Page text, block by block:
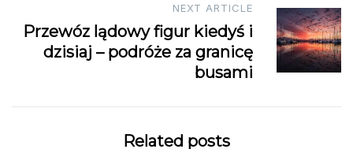
NEXT ARTICLE
Przewóz lądowy figur kiedyś i
dzisiaj – podróże za granicę
busami
Related posts